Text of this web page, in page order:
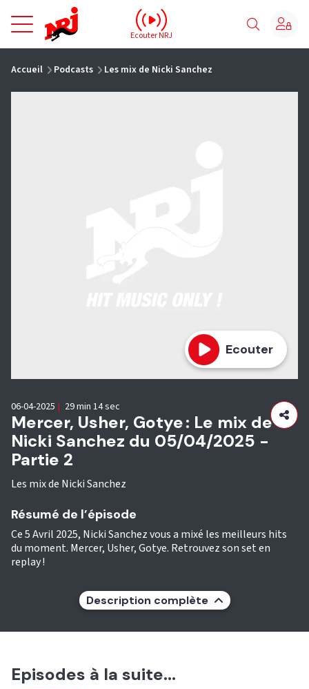
NRJ - Accueil
Ecouter NRJ
Accueil Podcasts Les mix de Nicki Sanchez
Ecouter
Mercer, Usher, Gotye : Le mix de
Nicki Sanchez du 05/04/2025 -
Partie 2
Les mix de Nicki Sanchez
06-04-2025 | 29 min 14 sec
Résumé de l’épisode
Ce 5 Avril 2025, Nicki Sanchez vous a mixé les meilleurs hits
du moment. Mercer, Usher, Gotye. Retrouvez son set en
replay !
Description complète
Episodes à la suite...